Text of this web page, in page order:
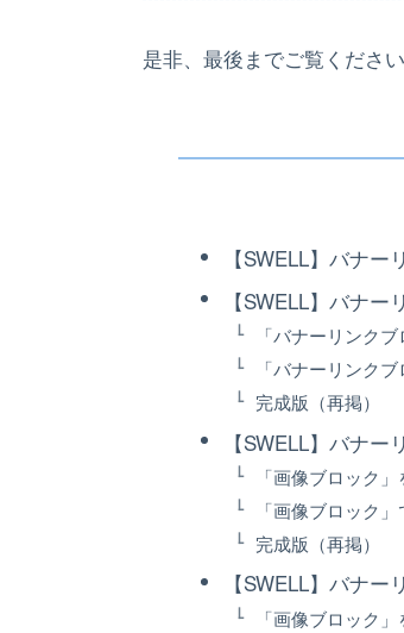
是非、最後までご覧ください
【SWELL】バナ
【SWELL】バナ
「バナーリンク
「バナーリンク
完成版（再掲）
【SWELL】バナー
「画像ブロック」
「画像ブロック
完成版（再掲）
【SWELL】バナー
「画像ブロック」